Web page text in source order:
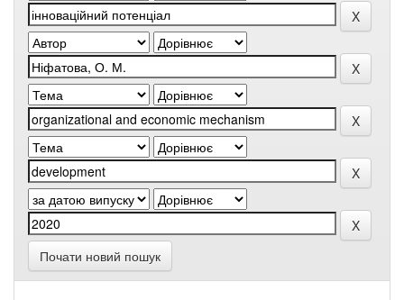
Почати новий пошук